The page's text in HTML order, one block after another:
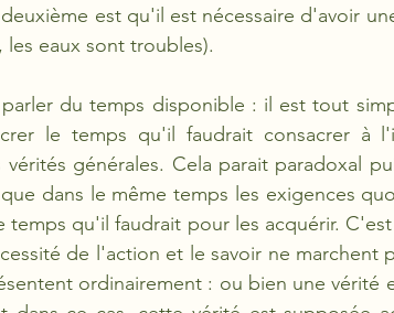
est qu'il est nécessaire d'avoir
eaux sont troubles).
du temps disponible : il est tout
le temps qu'il faudrait consacrer à
générales. Cela parait paradoxal
dans le même temps les exigences
temps qu'il faudrait pour les acquérir.
de l'action et le savoir ne marchent
ordinairement : ou bien une vérité